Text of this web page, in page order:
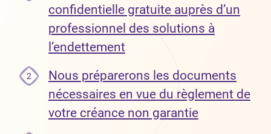
confidentielle gratuite auprès d’un
professionnel des solutions à
l’endettement
2
Nous préparerons les documents
nécessaires en vue du règlement de
votre créance non garantie